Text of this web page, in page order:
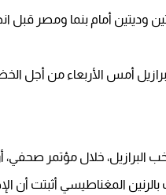
وديتين أمام بنما ومصر قبل
أمس الأربعاء من أجل
البرازيل، خلال مؤتمر
المغناطيسي أثبتت أن